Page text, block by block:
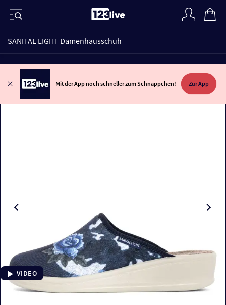
SANITAL LIGHT Damenhausschuh
Mit der App noch schneller zum Schnäppchen! Zur App
VIDEO